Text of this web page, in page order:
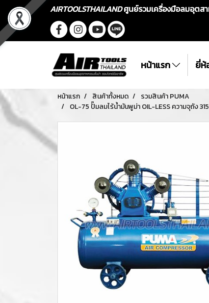
AIRTOOLSTHAILANDศูนย์รวมเครื่องมือลมอุตส
หน้าแรก ยี่ห้
หน้าแรก สินค้าทั้งหมด
รวมสินค้า PUMA
OL-75 ปั๊มลมไร้น้ำมันพูม่า OIL-LESS ความจุถัง